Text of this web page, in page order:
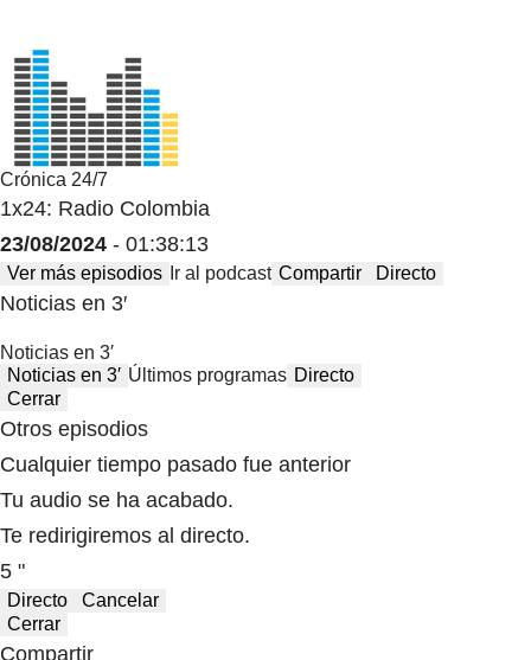
Crónica 24/7
1x24: Radio Colombia
23/08/2024 - 01:38:13
Ver más episodios Ir al podcast Compartir Directo
Noticias en 3′
Noticias en 3′
Noticias en 3′ Últimos programas Directo
Cerrar
Otros episodios
Cualquier tiempo pasado fue anterior
Tu audio se ha acabado.
Te redirigiremos al directo.
5 "
Directo
Cancelar
Cerrar
Compartir